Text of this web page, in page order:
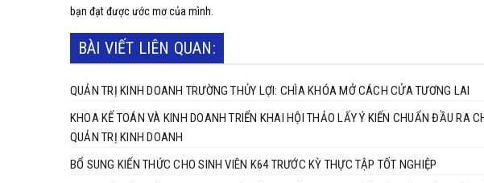
bạn đạt được ước mơ của mình.
BÀI VIẾT LIÊN QUAN:
QUẢN TRỊ KINH DOANH TRƯỜNG THỦY LỢI: CHÌA KHÓA MỞ CÁCH CỬA TƯƠNG LAI
KHOA KẾ TOÁN VÀ KINH DOANH TRIỂN KHAI HỘI THẢO LẤY Ý KIẾN CHUẨN ĐẦU RA
QUẢN TRỊ KINH DOANH
BỔ SUNG KIẾN THỨC CHO SINH VIÊN K64 TRƯỚC KỲ THỰC TẬP TỐT NGHIỆP